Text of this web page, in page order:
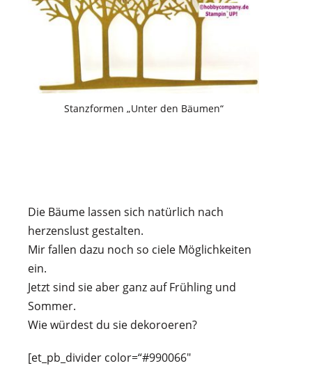
Stanzformen „Unter den Bäumen“
Die Bäume lassen sich natürlich nach
herzenslust gestalten.
Mir fallen dazu noch so ciele Möglichkeiten
ein.
Jetzt sind sie aber ganz auf Frühling und
Sommer.
Wie würdest du sie dekoroeren?
[et_pb_divider color=“#990066″